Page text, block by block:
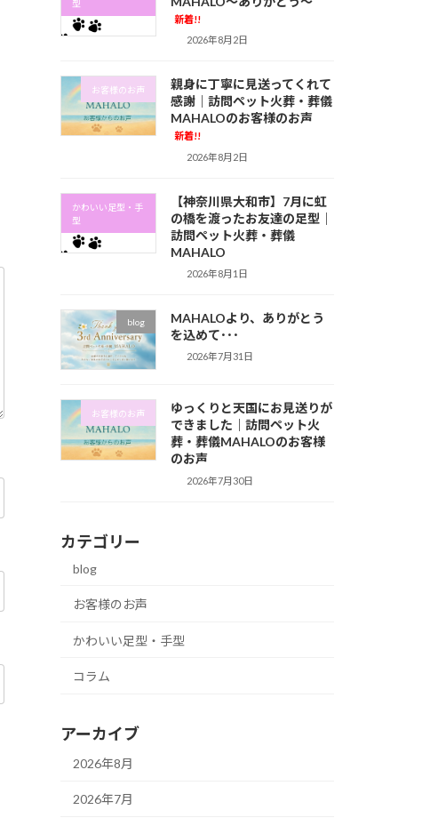
型
新着!!
2026年8月2日
お客様のお声
親身に丁寧に見送ってくれて
感謝｜訪問ペット火葬・葬儀
MAHALOのお客様のお声
新着!!
2026年8月2日
かわいい足型・手
型
【神奈川県大和市】7月に虹
の橋を渡ったお友達の足型｜
訪問ペット火葬・葬儀
MAHALO
2026年8月1日
blog
MAHALOより、ありがとう
を込めて･･･
2026年7月31日
お客様のお声
ゆっくりと天国にお見送りが
できました｜訪問ペット火
葬・葬儀MAHALOのお客様
のお声
2026年7月30日
カテゴリー
blog
お客様のお声
かわいい足型・手型
コラム
アーカイブ
2026年8月
2026年7月